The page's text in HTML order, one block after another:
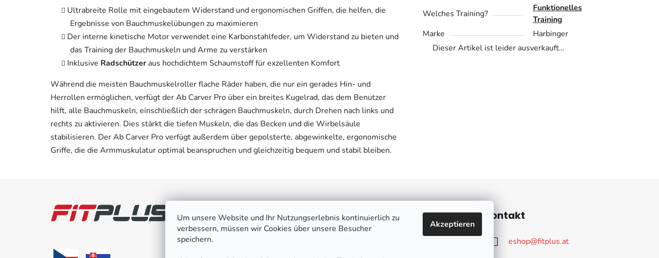
Um unsere Website und Ihr Nutzungserlebnis kontinuierlich zu
verbessern, müssen wir Cookies über unsere Besucher
speichern.
Akzeptieren
Ultrabreite Rolle mit eingebautem Widerstand und ergonomischen Griffen, die helfen, die
Ergebnisse von Bauchmuskelübungen zu maximieren
Der interne kinetische Motor verwendet eine Karbonstahlfeder, um Widerstand zu bieten und
das Training der Bauchmuskeln und Arme zu verstärken
Inklusive Radschützer aus hochdichtem Schaumstoff für exzellenten Komfort
Während die meisten Bauchmuskelroller flache Räder haben, die nur ein gerades Hin- und
Herrollen ermöglichen, verfügt der Ab Carver Pro über ein breites Kugelrad, das dem Benutzer
hilft, alle Bauchmuskeln, einschließlich der schrägen Bauchmuskeln, durch Drehen nach links und
rechts zu aktivieren. Dies stärkt die tiefen Muskeln, die das Becken und die Wirbelsäule
stabilisieren. Der Ab Carver Pro verfügt außerdem über gepolsterte, abgewinkelte, ergonomische
Griffe, die die Armmuskulatur optimal beanspruchen und gleichzeitig bequem und stabil bleiben.
Welches Training?
Funktionelles
Training
Marke
Harbinger
Dieser Artikel ist leider ausverkauft…
Kontakte
Reklamation und Widerruf
Könnte dich interessieren
Warum bei uns einkaufen
Kontakt
eshop@fitplus.at